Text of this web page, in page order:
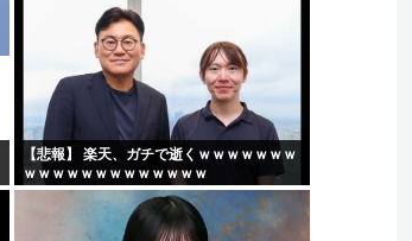
【悲報】 楽天、ガチで逝くｗｗｗｗｗｗｗ
ｗｗｗｗｗｗｗｗｗｗｗｗｗ